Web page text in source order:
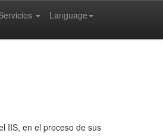
Language
IIS, en el proceso de sus